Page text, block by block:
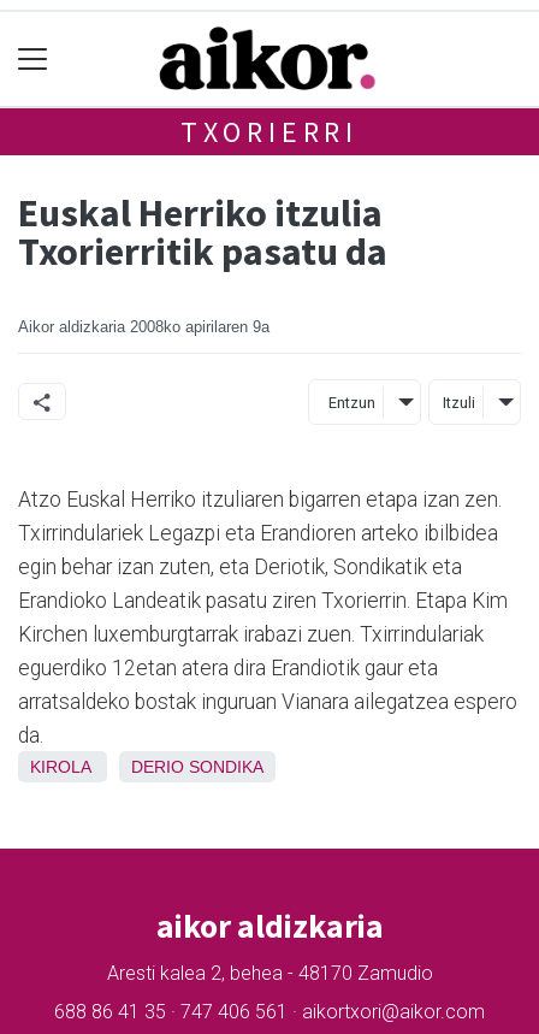
TXORIERRI
Euskal Herriko itzulia
Txorierritik pasatu da
Aikor aldizkaria 2008ko apirilaren 9a
Entzun Itzuli
Atzo Euskal Herriko itzuliaren bigarren etapa izan zen.
Txirrindulariek Legazpi eta Erandioren arteko ibilbidea
egin behar izan zuten, eta Deriotik, Sondikatik eta
Erandioko Landeatik pasatu ziren Txorierrin. Etapa Kim
Kirchen luxemburgtarrak irabazi zuen. Txirrindulariak
eguerdiko 12etan atera dira Erandiotik gaur eta
arratsaldeko bostak inguruan Vianara ailegatzea espero
da.
KIROLA DERIO SONDIKA
aikor aldizkaria
Aresti kalea 2, behea - 48170 Zamudio
688 86 41 35 · 747 406 561 · aikortxori@aikor.com